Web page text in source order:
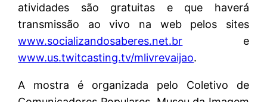
atividades são gratuitas e que haverá
transmissão ao vivo na web pelos sites
www.socializandosaberes.net.br e
www.us.twitcasting.tv/mlivrevaijao.
A mostra é organizada pelo Coletivo de